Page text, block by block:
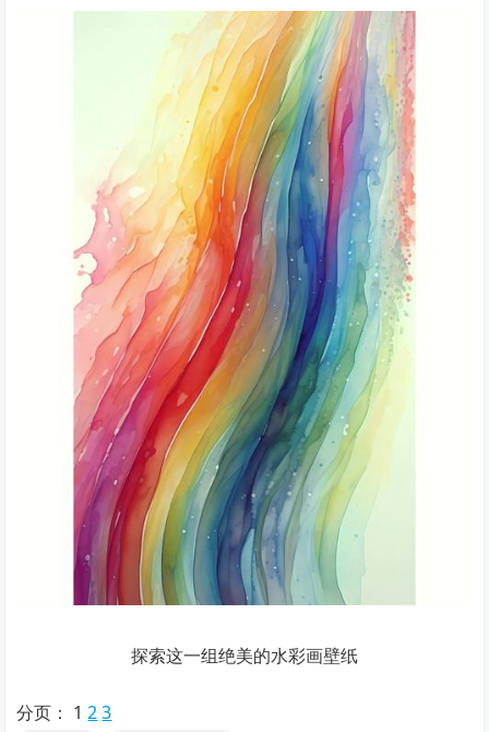
探索这一组绝美的水彩画壁纸
分页： 1 2 3